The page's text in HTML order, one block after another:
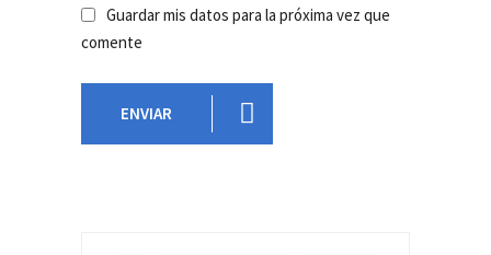
Guardar mis datos para la próxima vez que
comente
ENVIAR